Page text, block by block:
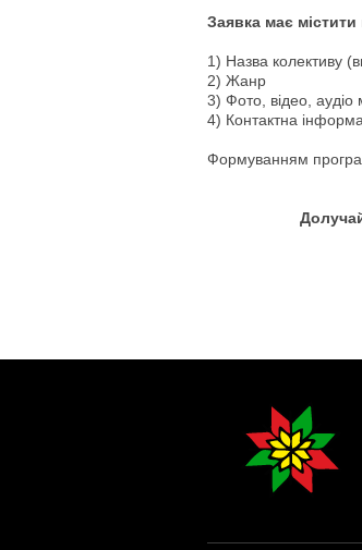
Заявка має
1) Назва колективу
2) Жанр
3) Фото, відео, аудіо
4) Контактна
Формуванням